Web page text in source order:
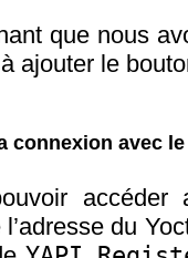
que nous
ajouter le
connexion avec
l’adresse du